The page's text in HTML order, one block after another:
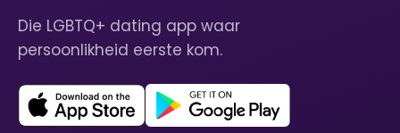
Die LGBTQ+ dating app waar
persoonlikheid eerste kom.